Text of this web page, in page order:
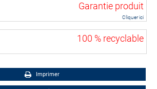
Garantie produit
Cliquer ici
100 % recyclable
Imprimer